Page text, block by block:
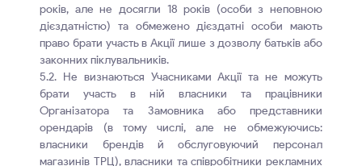
років, але не досягли 18 років (особи з неповною
дієздатністю) та обмежено дієздатні особи мають
право брати участь в Акції лише з дозволу батьків або
законних піклувальників.
5.2. Не визнаються Учасниками Акції та не можуть
брати участь в ній власники та працівники
Організатора та Замовника або представники
орендарів (в тому числі, але не обмежуючись:
власники брендів й обслуговуючий персонал
магазинів ТРЦ), власники та співробітники рекламних